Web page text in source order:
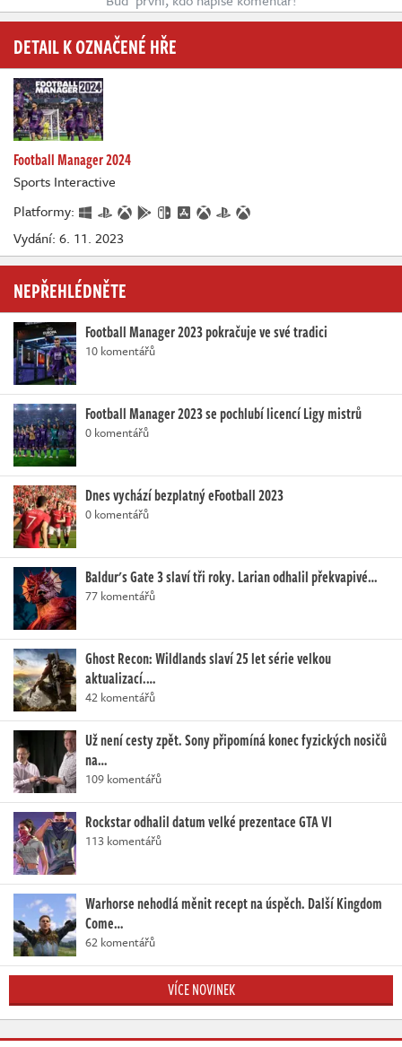
DETAIL K OZNAČENÉ HŘE
Football Manager 2024
Sports Interactive
Platformy:
Vydání: 6. 11. 2023
NEPŘEHLÉDNĚTE
Football Manager 2023 pokračuje ve své tradici
10 komentářů
Football Manager 2023 se pochlubí licencí Ligy mistrů
0 komentářů
Dnes vychází bezplatný eFootball 2023
0 komentářů
Baldur's Gate 3 slaví tři roky. Larian odhalil překvapivé…
77 komentářů
Ghost Recon: Wildlands slaví 25 let série velkou
aktualizací.…
42 komentářů
Už není cesty zpět. Sony připomíná konec fyzických nosičů
na…
109 komentářů
Rockstar odhalil datum velké prezentace GTA VI
113 komentářů
Warhorse nehodlá měnit recept na úspěch. Další Kingdom
Come…
62 komentářů
VÍCE NOVINEK